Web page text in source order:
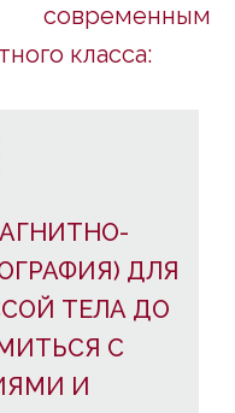
класса:
ДЛЯ
ТЕЛА ДО
С
И